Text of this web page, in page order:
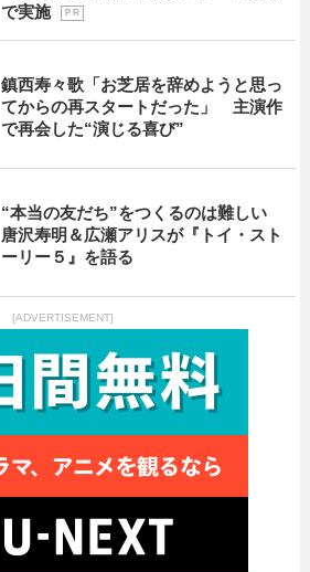
で実施
P R
鎮西寿々歌「お芝居を辞めようと思っ
てからの再スタートだった」 主演作
で再会した“演じる喜び”
“本当の友だち”をつくるのは難しい
唐沢寿明＆広瀬アリスが『トイ・スト
ーリー５』を語る
[ADVERTISEMENT]